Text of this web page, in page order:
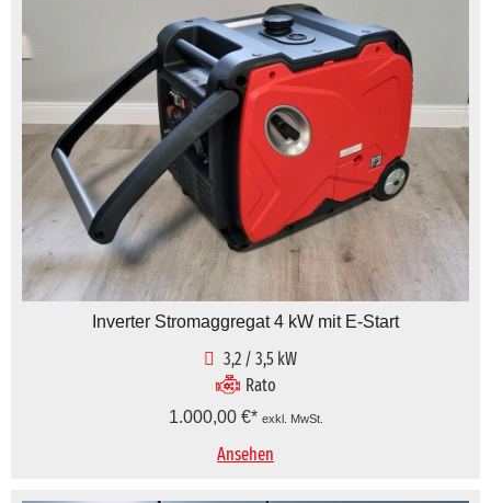
Inverter Stromaggregat 4 kW mit E-Start
3,2 / 3,5 kW
Rato
1.000,00 € exkl. MwSt.
Ansehen